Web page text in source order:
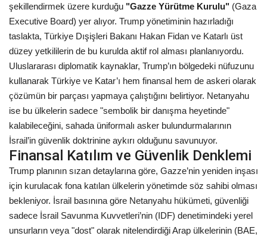
şekillendirmek üzere kurduğu "Gazze Yürütme Kurulu" (Gaza
Executive Board) yer alıyor. Trump yönetiminin hazırladığı
taslakta, Türkiye Dışişleri Bakanı Hakan Fidan ve Katarlı üst
düzey yetkililerin de bu kurulda aktif rol alması planlanıyordu.
Uluslararası diplomatik kaynaklar, Trump’ın bölgedeki nüfuzunu
kullanarak Türkiye ve Katar’ı hem finansal hem de askeri olarak
çözümün bir parçası yapmaya çalıştığını belirtiyor. Netanyahu
ise bu ülkelerin sadece "sembolik bir danışma heyetinde"
kalabileceğini, sahada üniformalı asker bulundurmalarının
İsrail’in güvenlik doktrinine aykırı olduğunu savunuyor.
Finansal Katılım ve Güvenlik Denklemi
Trump planının sızan detaylarına göre, Gazze’nin yeniden inşası
için kurulacak fona katılan ülkelerin yönetimde söz sahibi olması
bekleniyor. İsrail basınına göre Netanyahu hükümeti, güvenliği
sadece İsrail Savunma Kuvvetleri’nin (IDF) denetimindeki yerel
unsurların veya "dost" olarak nitelendirdiği Arap ülkelerinin (BAE,